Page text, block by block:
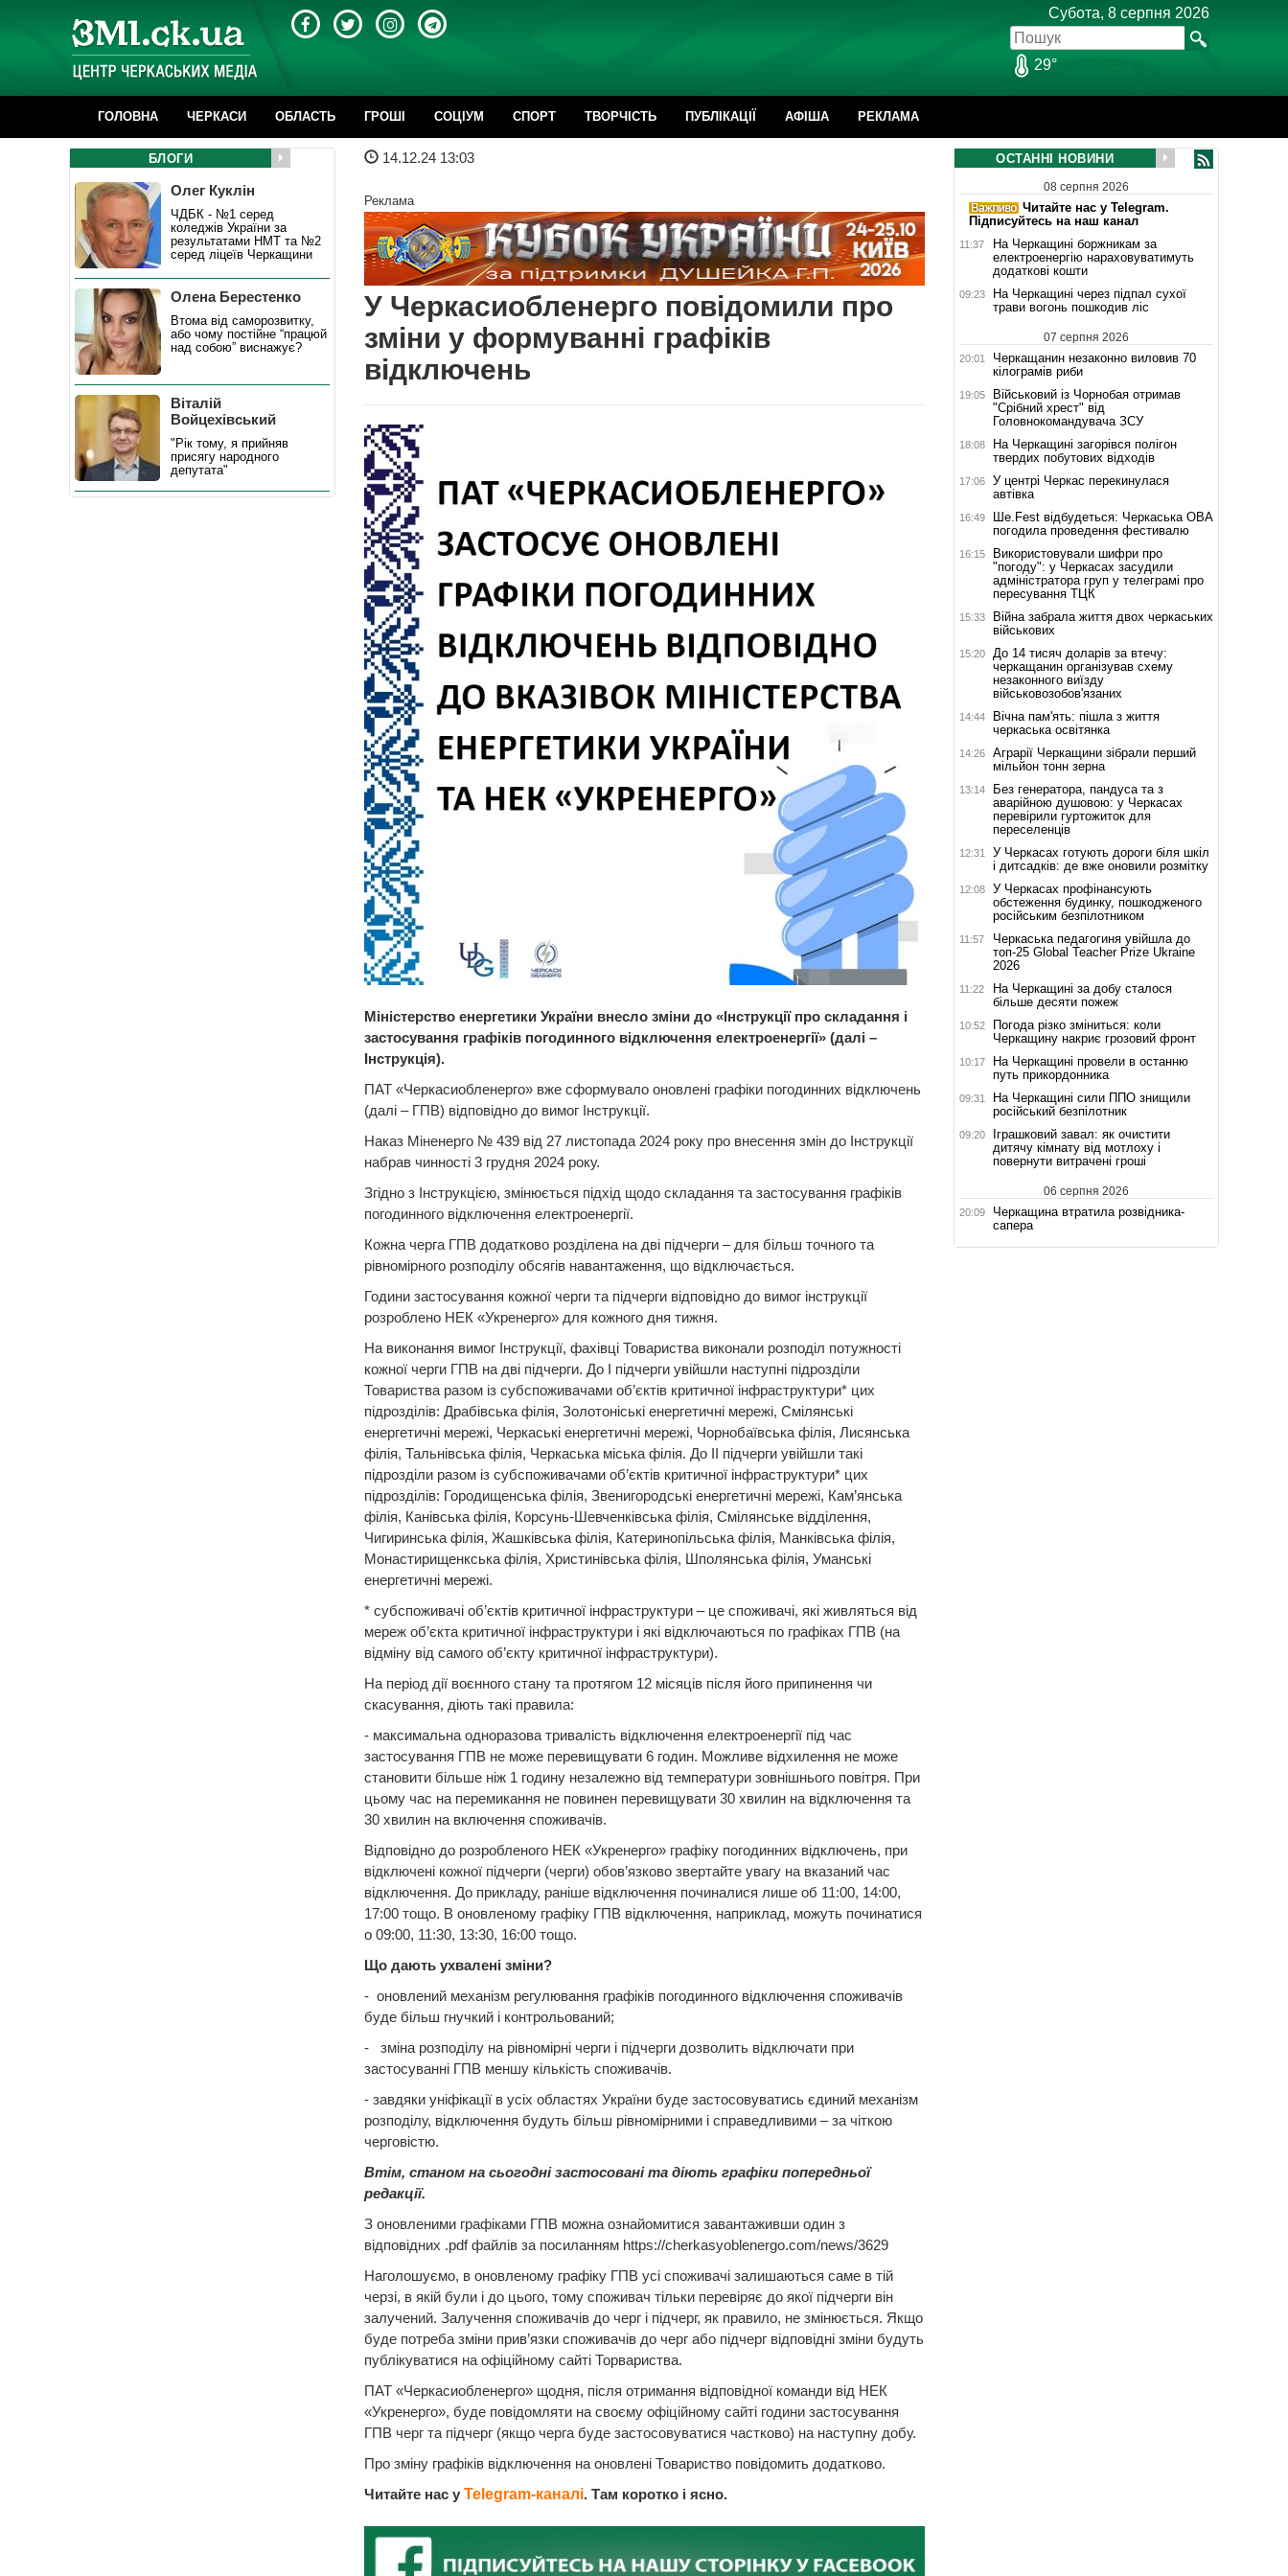
Субота, 8 серпня 2026
29°
ГОЛОВНА ЧЕРКАСИ ОБЛАСТЬ ГРОШІ CОЦІУМ СПОРТ ТВОРЧІСТЬ ПУБЛІКАЦІЇ АФІША РЕКЛАМА
14.12.24 13:03
Реклама
У Черкасиобленерго повідомили про
зміни у формуванні графіків
відключень
Міністерство енергетики України внесло зміни до «Інструкції про складання і
застосування графіків погодинного відключення електроенергії» (далі –
Інструкція).
ПАТ «Черкасиобленерго» вже сформувало оновлені графіки погодинних відключень
(далі – ГПВ) відповідно до вимог Інструкції.
Наказ Міненерго № 439 від 27 листопада 2024 року про внесення змін до Інструкції
набрав чинності 3 грудня 2024 року.
Згідно з Інструкцією, змінюється підхід щодо складання та застосування графіків
погодинного відключення електроенергії.
Кожна черга ГПВ додатково розділена на дві підчерги – для більш точного та
рівномірного розподілу обсягів навантаження, що відключається.
Години застосування кожної черги та підчерги відповідно до вимог інструкції
розроблено НЕК «Укренерго» для кожного дня тижня.
На виконання вимог Інструкції, фахівці Товариства виконали розподіл потужності
кожної черги ГПВ на дві підчерги. До І підчерги увійшли наступні підрозділи
Товариства разом із субспоживачами об’єктів критичної інфраструктури* цих
підрозділів: Драбівська філія, Золотоніські енергетичні мережі, Смілянські
енергетичні мережі, Черкаські енергетичні мережі, Чорнобаївська філія, Лисянська
філія, Тальнівська філія, Черкаська міська філія. До ІІ підчерги увійшли такі
підрозділи разом із субспоживачами об’єктів критичної інфраструктури* цих
підрозділів: Городищенська філія, Звенигородські енергетичні мережі, Кам’янська
філія, Канівська філія, Корсунь-Шевченківська філія, Смілянське відділення,
Чигиринська філія, Жашківська філія, Катеринопільська філія, Манківська філія,
Монастирищенкська філія, Христинівська філія, Шполянська філія, Уманські
енергетичні мережі.
* субспоживачі об’єктів критичної інфраструктури – це споживачі, які живляться від
мереж об’єкта критичної інфраструктури і які відключаються по графіках ГПВ (на
відміну від самого об’єкту критичної інфраструктури).
На період дії воєнного стану та протягом 12 місяців після його припинення чи
скасування, діють такі правила:
- максимальна одноразова тривалість відключення електроенергії під час
застосування ГПВ не може перевищувати 6 годин. Можливе відхилення не може
становити більше ніж 1 годину незалежно від температури зовнішнього повітря. При
цьому час на перемикання не повинен перевищувати 30 хвилин на відключення та
30 хвилин на включення споживачів.
Відповідно до розробленого НЕК «Укренерго» графіку погодинних відключень, при
відключені кожної підчерги (черги) обов’язково звертайте увагу на вказаний час
відключення. До прикладу, раніше відключення починалися лише об 11:00, 14:00,
17:00 тощо. В оновленому графіку ГПВ відключення, наприклад, можуть починатися
о 09:00, 11:30, 13:30, 16:00 тощо.
Що дають ухвалені зміни?
- оновлений механізм регулювання графіків погодинного відключення споживачів
буде більш гнучкий і контрольований;
- зміна розподілу на рівномірні черги і підчерги дозволить відключати при
застосуванні ГПВ меншу кількість споживачів.
- завдяки уніфікації в усіх областях України буде застосовуватись єдиний механізм
розподілу, відключення будуть більш рівномірними і справедливими – за чіткою
черговістю.
Втім, станом на сьогодні застосовані та діють графіки попередньої
редакції.
З оновленими графіками ГПВ можна ознайомитися завантаживши один з
відповідних .pdf файлів за посиланням https://cherkasyoblenergo.com/news/3629
Наголошуємо, в оновленому графіку ГПВ усі споживачі залишаються саме в тій
черзі, в якій були і до цього, тому cпоживач тільки перевіряє до якої підчерги він
залучений. Залучення cпоживачів до черг і підчерг, як правило, не змінюється. Якщо
буде потреба зміни прив’язки споживачів до черг або підчерг відповідні зміни будуть
публікуватися на офіційному сайті Торвариства.
ПАТ «Черкасиобленерго» щодня, після отримання відповідної команди від НЕК
«Укренерго», буде повідомляти на своєму офіційному сайті години застосування
ГПВ черг та підчерг (якщо черга буде застосовуватися частково) на наступну добу.
Про зміну графіків відключення на оновлені Товариство повідомить додатково.
Читайте нас у Telegram-каналі. Там коротко і ясно.
БЛОГИ
Олег Куклін
ЧДБК - №1 серед
коледжів України за
результатами НМТ та №2
серед ліцеїв Черкащини
Олена Берестенко
Втома від саморозвитку,
або чому постійне “працюй
над собою” виснажує?
Віталій
Войцехівський
"Рік тому, я прийняв
присягу народного
депутата"
ОСТАННІ НОВИНИ
08 серпня 2026
Читайте нас у Telegram.
Підписуйтесь на наш канал
11:37
На Черкащині боржникам за
електроенергію нараховуватимуть
додаткові кошти
09:23
На Черкащині через підпал сухої
трави вогонь пошкодив ліс
07 серпня 2026
20:01
Черкащанин незаконно виловив 70
кілограмів риби
19:05
Військовий із Чорнобая отримав
"Срібний хрест" від
Головнокомандувача ЗСУ
18:08
На Черкащині загорівся полігон
твердих побутових відходів
17:06
У центрі Черкас перекинулася
автівка
16:49
Ше.Fest відбудеться: Черкаська ОВА
погодила проведення фестивалю
16:15
Використовували шифри про
"погоду": у Черкасах засудили
адміністратора груп у телеграмі про
пересування ТЦК
15:33
Війна забрала життя двох черкаських
військових
15:20
До 14 тисяч доларів за втечу:
черкащанин організував схему
незаконного виїзду
військовозобов'язаних
14:44
Вічна пам'ять: пішла з життя
черкаська освітянка
14:26
Аграрії Черкащини зібрали перший
мільйон тонн зерна
13:14
Без генератора, пандуса та з
аварійною душовою: у Черкасах
перевірили гуртожиток для
переселенців
12:31
У Черкасах готують дороги біля шкіл
і дитсадків: де вже оновили розмітку
12:08
У Черкасах профінансують
обстеження будинку, пошкодженого
російським безпілотником
11:57
Черкаська педагогиня увійшла до
топ-25 Global Teacher Prize Ukraine
2026
11:22
На Черкащині за добу сталося
більше десяти пожеж
10:52
Погода різко зміниться: коли
Черкащину накриє грозовий фронт
10:17
На Черкащині провели в останню
путь прикордонника
09:31
На Черкащині сили ППО знищили
російський безпілотник
09:20
Іграшковий завал: як очистити
дитячу кімнату від мотлоху і
повернути витрачені гроші
06 серпня 2026
20:09
Черкащина втратила розвідника-
сапера